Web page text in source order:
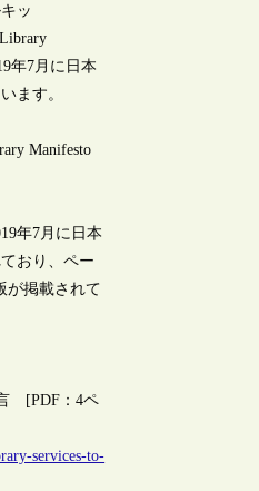
ッ
年7月に日本
ます。
Manifesto
年7月に日本
おり、ペー
が掲載されて
[PDF：4ペ
services-to-